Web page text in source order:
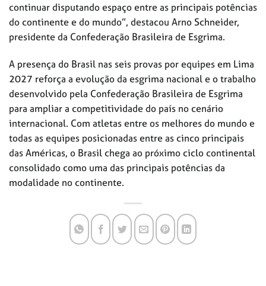
continuar disputando espaço entre as principais potências
do continente e do mundo”, destacou Arno Schneider,
presidente da Confederação Brasileira de Esgrima.
A presença do Brasil nas seis provas por equipes em Lima
2027 reforça a evolução da esgrima nacional e o trabalho
desenvolvido pela Confederação Brasileira de Esgrima
para ampliar a competitividade do país no cenário
internacional. Com atletas entre os melhores do mundo e
todas as equipes posicionadas entre as cinco principais
das Américas, o Brasil chega ao próximo ciclo continental
consolidado como uma das principais potências da
modalidade no continente.